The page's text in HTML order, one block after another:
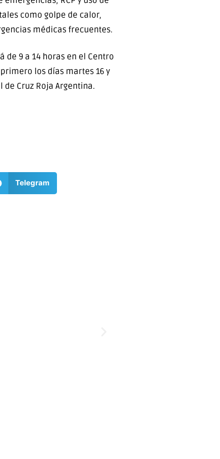
como golpe de calor,
médicas frecuentes.
9 a 14 horas en el Centro
los días martes 16 y
Cruz Roja Argentina.
Telegram